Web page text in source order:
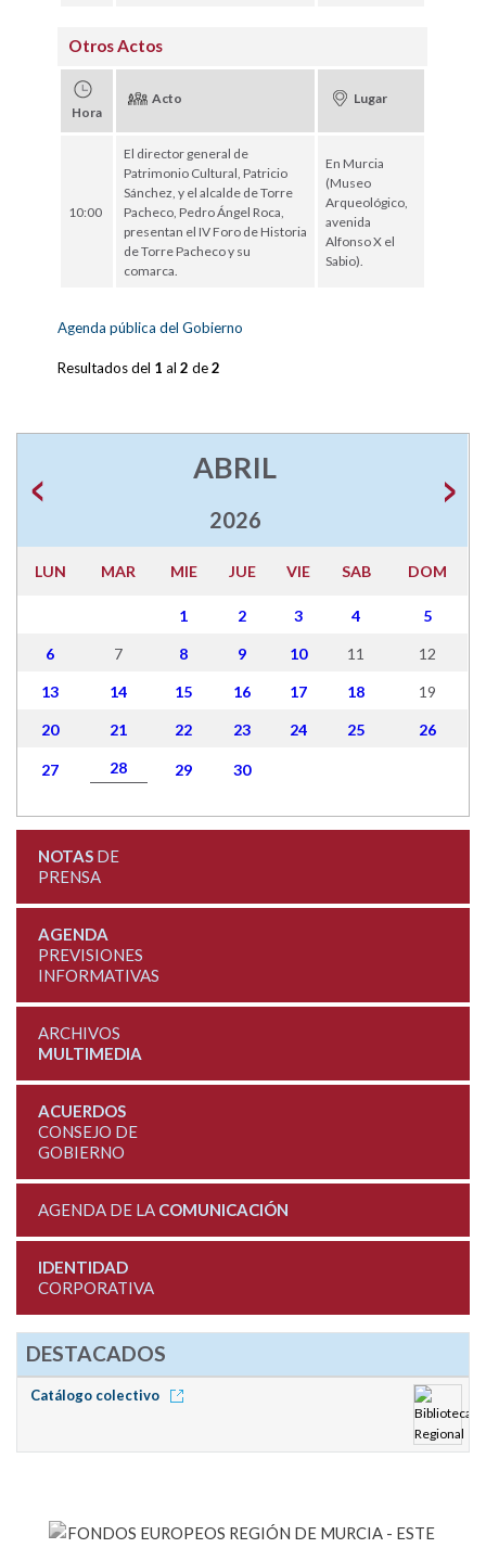
Otros Actos
Hora
Acto Lugar
10:00
El director general de
Patrimonio Cultural, Patricio
Sánchez, y el alcalde de Torre
Pacheco, Pedro Ángel Roca,
presentan el IV Foro de Historia
de Torre Pacheco y su
comarca.
En Murcia
(Museo
Arqueológico,
avenida
Alfonso X el
Sabio).
Agenda pública del Gobierno
Resultados del 1 al2de2
ABRIL
2026
LUN MAR MIE JUE VIE SAB DOM
1 2 3 4 5
6 7 8 9 10 11 12
13 14 15 16 17 18 19
20 21 22 23 24 25 26
27 28 29 30
NOTASDE
PRENSA
AGENDA
PREVISIONES
INFORMATIVAS
ARCHIVOS
MULTIMEDIA
ACUERDOS
CONSEJO DE
GOBIERNO
AGENDA DE LA COMUNICACIÓN
IDENTIDAD
CORPORATIVA
DESTACADOS
Catálogo colectivo